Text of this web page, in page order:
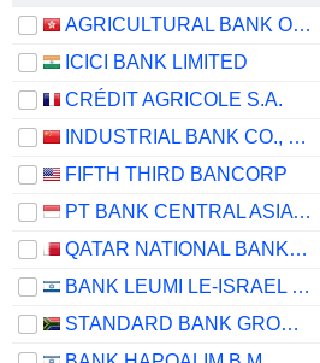
AGRICULTURAL BANK OF CHINA LIMITED
ICICI BANK LIMITED
CRÉDIT AGRICOLE S.A.
INDUSTRIAL BANK CO., LTD.
FIFTH THIRD BANCORP
PT BANK CENTRAL ASIA TBK
QATAR NATIONAL BANK (Q.P.S.C.)
BANK LEUMI LE-ISRAEL B.M.
STANDARD BANK GROUP LIMITED